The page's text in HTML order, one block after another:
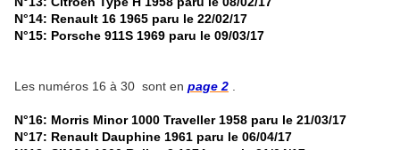
N°14: Renault 16 1965 paru le 22/02/17
N°15: Porsche 911S 1969 paru le 09/03/17
Les numéros 16 à 30 sont en page 2
N°16: Morris Minor 1000 Traveller 1958 paru le 21/03/17
N°17: Renault Dauphine 1961 paru le 06/04/17